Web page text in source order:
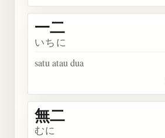
一二
いちに
satu atau dua
無二
むに